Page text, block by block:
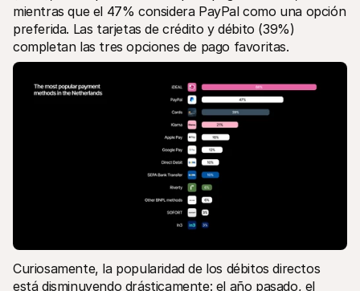
mientras que el 47% considera PayPal como una opción
preferida. Las tarjetas de crédito y débito (39%)
completan las tres opciones de pago favoritas.
Curiosamente, la popularidad de los débitos directos
está disminuyendo drásticamente: el año pasado, el